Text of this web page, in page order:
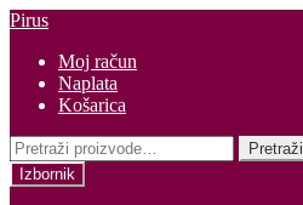
Preskoči
navigaciju
Skoči
sadržaja
Pirus
Moj račun
Naplata
Košarica
Pretraži:
Pretraži
Izbornik